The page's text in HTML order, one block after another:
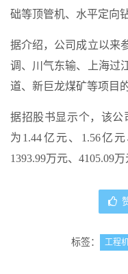
础等顶管机、水平定向
据介绍，公司成立以来
调、川气东输、上海过
道、新巨龙煤矿等项目
据招股书显示个，该公
为1.44亿元、1.56亿
1393.99万元、4105.09万
标签： 工程